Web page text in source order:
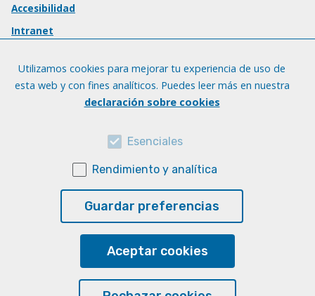
Accesibilidad
Intranet
Utilizamos cookies para mejorar tu experiencia de uso de
esta web y con fines analíticos. Puedes leer más en nuestra
declaración sobre cookies
Esenciales
Rendimiento y analítica
Guardar preferencias
Aceptar cookies